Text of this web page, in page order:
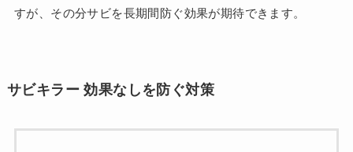
すが、その分サビを長期間防ぐ効果が期待できます。
サビキラー 効果なしを防ぐ対策